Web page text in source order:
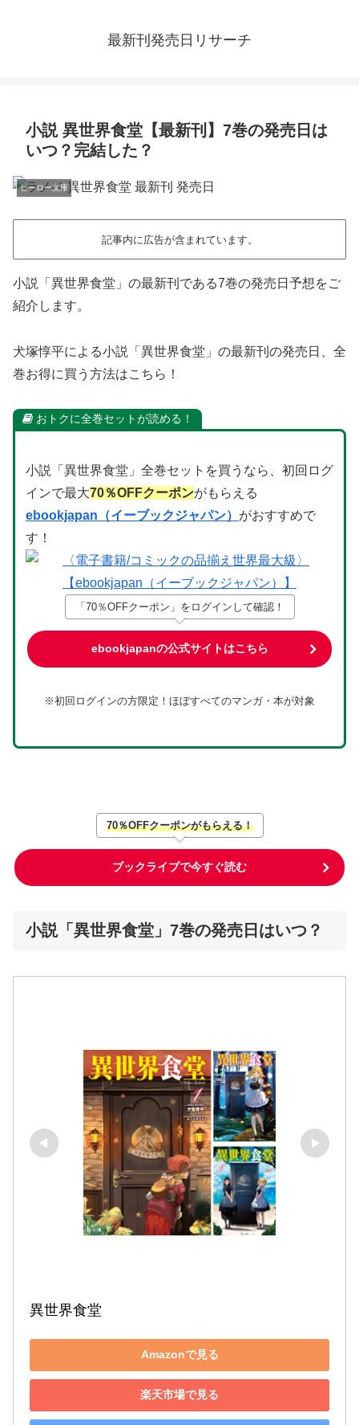
最新刊発売日リサーチ
小説 異世界食堂【最新刊】7巻の発売日は
いつ？完結した？
ヒーロー文庫
記事内に広告が含まれています。
小説「異世界食堂」の最新刊である7巻の発売日予想をご
紹介します。
犬塚惇平による小説「異世界食堂」の最新刊の発売日、全
巻お得に買う方法はこちら！
おトクに全巻セットが読める！
小説「異世界食堂」全巻セットを買うなら、初回ログ
インで最大70％OFFクーポンがもらえる
ebookjapan（イーブックジャパン） がおすすめで
す！
「70％OFFクーポン」をログインして確認！
ebookjapanの公式サイトはこちら
※初回ログインの方限定！ほぼすべてのマンガ・本が対象
70％OFFクーポンがもらえる！
ブックライブで今すぐ読む
小説「異世界食堂」7巻の発売日はいつ？
異世界食堂
Amazonで見る
楽天市場で見る